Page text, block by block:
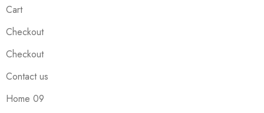
Cart
Checkout
Checkout
Contact us
Home 09